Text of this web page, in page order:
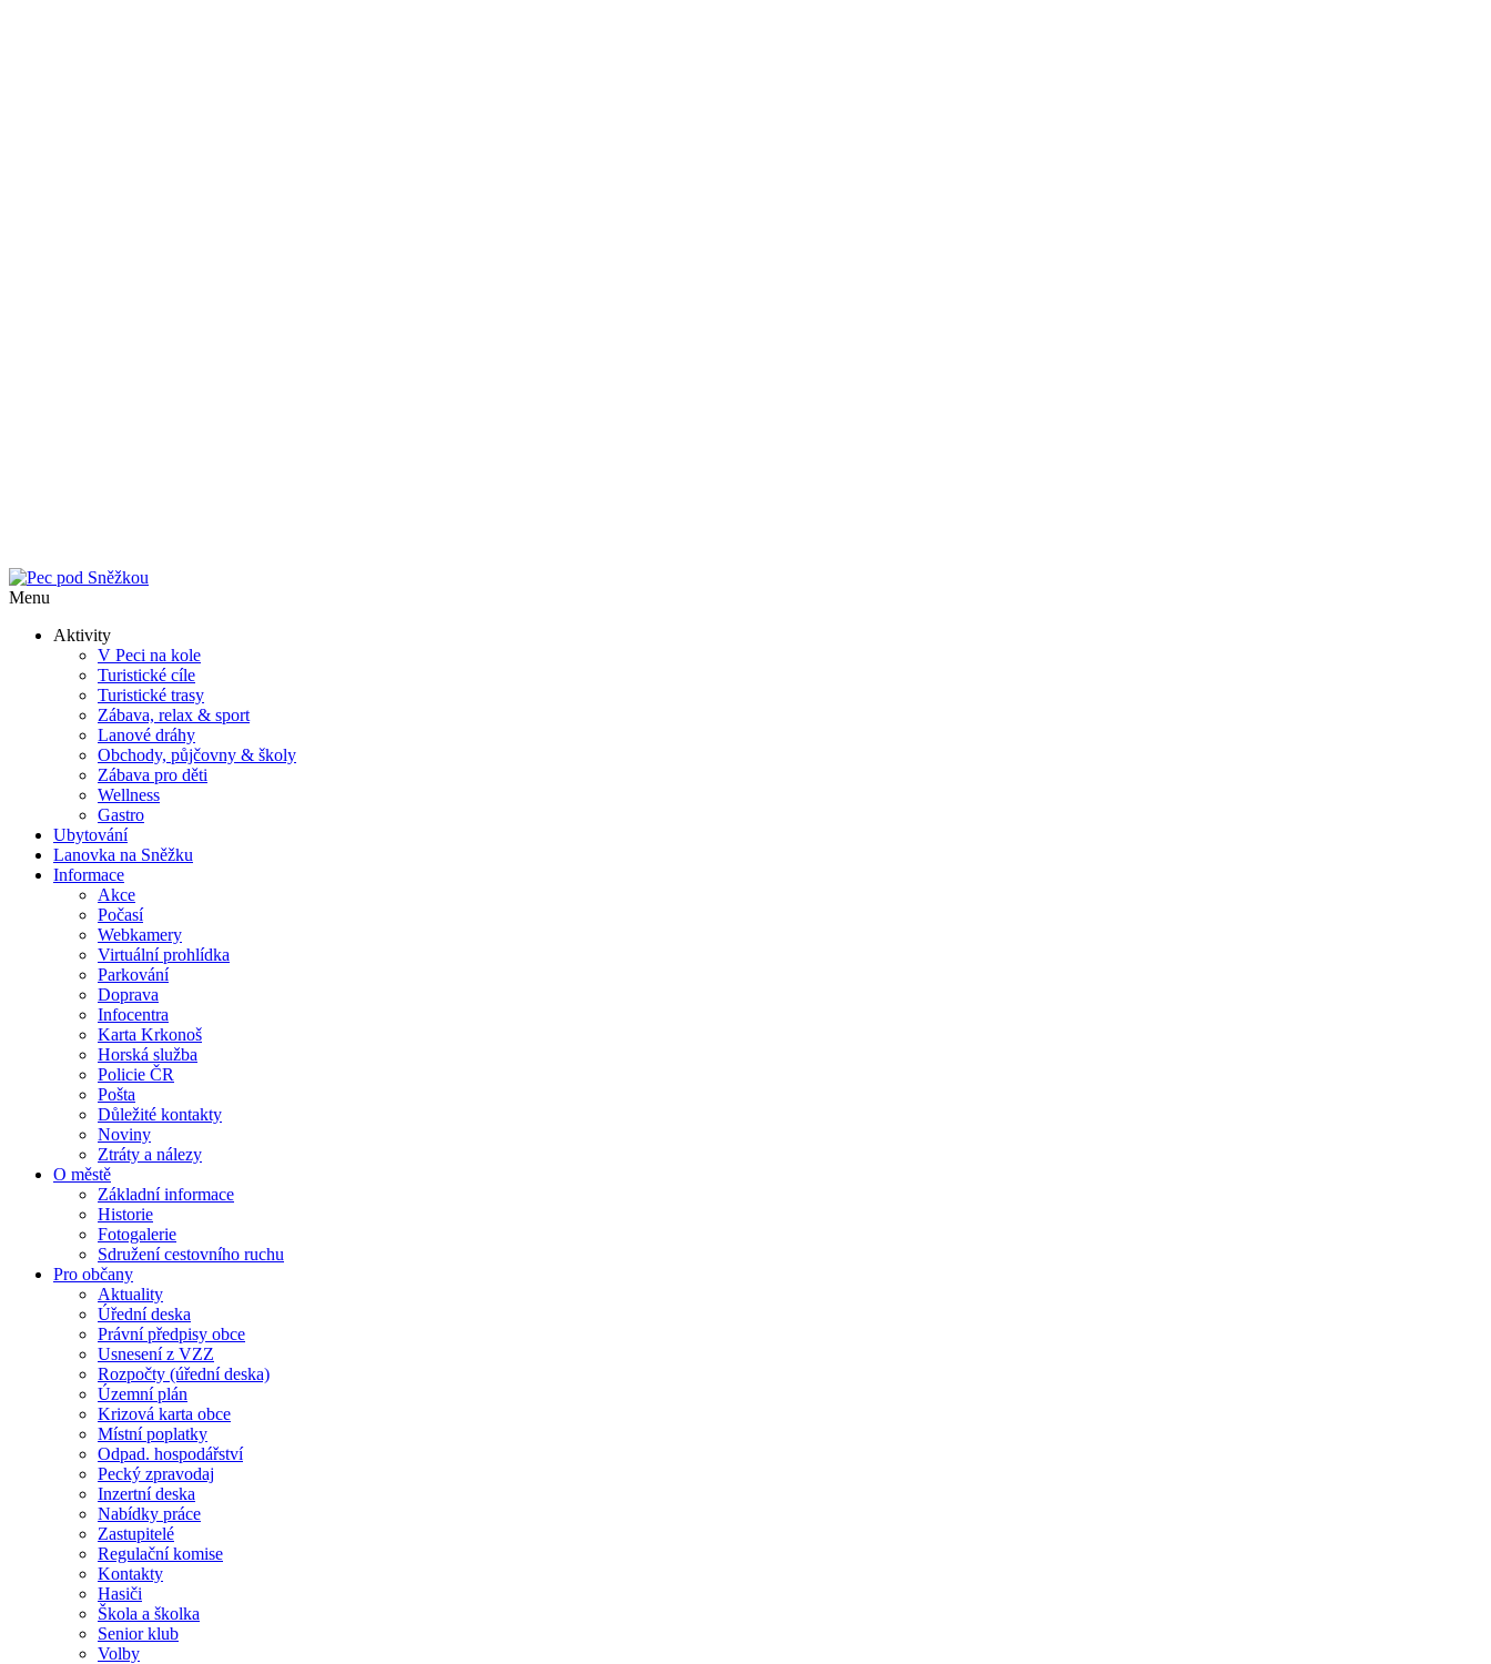
Menu
Aktivity
V Peci na kole
Turistické cíle
Turistické trasy
Zábava, relax & sport
Lanové dráhy
Obchody, půjčovny & školy
Zábava pro děti
Wellness
Gastro
Ubytování
Lanovka na Sněžku
Informace
Akce
Počasí
Webkamery
Virtuální prohlídka
Parkování
Doprava
Infocentra
Karta Krkonoš
Horská služba
Policie ČR
Pošta
Důležité kontakty
Noviny
Ztráty a nálezy
O městě
Základní informace
Historie
Fotogalerie
Sdružení cestovního ruchu
Pro občany
Aktuality
Úřední deska
Právní předpisy obce
Usnesení z VZZ
Rozpočty (úřední deska)
Územní plán
Krizová karta obce
Místní poplatky
Odpad. hospodářství
Pecký zpravodaj
Inzertní deska
Nabídky práce
Zastupitelé
Regulační komise
Kontakty
Hasiči
Škola a školka
Senior klub
Volby